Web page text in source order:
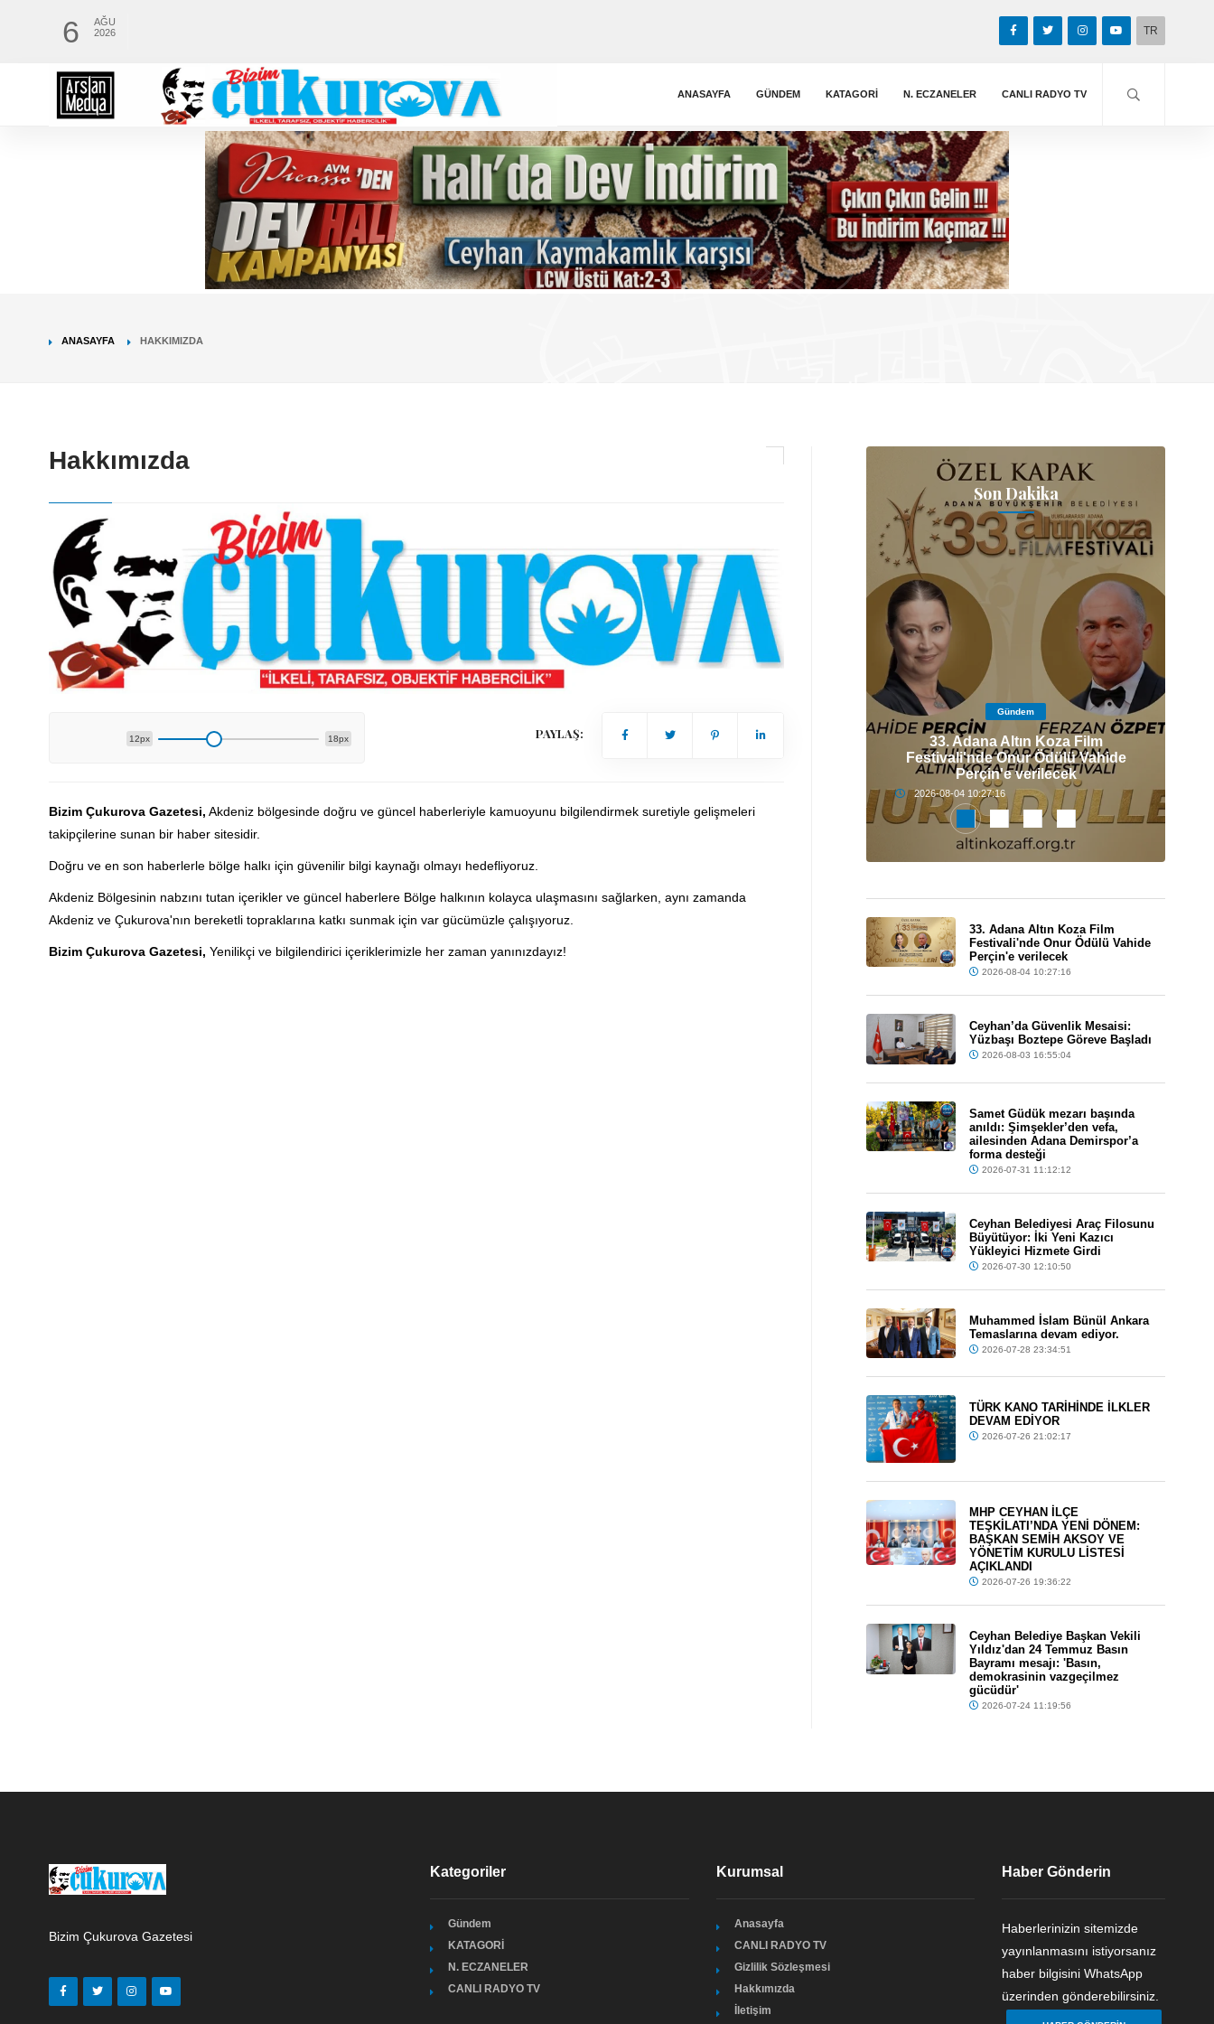
6
AĞU
2026
TR
ANASAYFA GÜNDEM KATAGORİ N. ECZANELER CANLI RADYO TV
ANASAYFA HAKKIMIZDA
Hakkımızda
12px 18px PAYLAŞ:
Bizim Çukurova Gazetesi, Akdeniz bölgesinde doğru ve güncel haberleriyle kamuoyunu bilgilendirmek suretiyle gelişmeleri
takipçilerine sunan bir haber sitesidir.
Doğru ve en son haberlerle bölge halkı için güvenilir bilgi kaynağı olmayı hedefliyoruz.
Akdeniz Bölgesinin nabzını tutan içerikler ve güncel haberlere Bölge halkının kolayca ulaşmasını sağlarken, aynı zamanda
Akdeniz ve Çukurova'nın bereketli topraklarına katkı sunmak için var gücümüzle çalışıyoruz.
Bizim Çukurova Gazetesi, Yenilikçi ve bilgilendirici içeriklerimizle her zaman yanınızdayız!
Son Dakika
CANLI RADYO TV
Gündem
33. Adana Altın Koza Film
Festivali'nde Onur Ödülü Vahide
Perçin'e verilecek
2026-08-04 10:27:16
33. Adana Altın Koza Film
Festivali'nde Onur Ödülü Vahide
Perçin'e verilecek
2026-08-04 10:27:16
Ceyhan’da Güvenlik Mesaisi:
Yüzbaşı Boztepe Göreve Başladı
2026-08-03 16:55:04
Samet Güdük mezarı başında
anıldı: Şimşekler’den vefa,
ailesinden Adana Demirspor’a
forma desteği
2026-07-31 11:12:12
Ceyhan Belediyesi Araç Filosunu
Büyütüyor: İki Yeni Kazıcı
Yükleyici Hizmete Girdi
2026-07-30 12:10:50
Muhammed İslam Bünül Ankara
Temaslarına devam ediyor.
2026-07-28 23:34:51
TÜRK KANO TARİHİNDE İLKLER
DEVAM EDİYOR
2026-07-26 21:02:17
MHP CEYHAN İLÇE
TEŞKİLATI’NDA YENİ DÖNEM:
BAŞKAN SEMİH AKSOY VE
YÖNETİM KURULU LİSTESİ
AÇIKLANDI
2026-07-26 19:36:22
Ceyhan Belediye Başkan Vekili
Yıldız'dan 24 Temmuz Basın
Bayramı mesajı: 'Basın,
demokrasinin vazgeçilmez
gücüdür'
2026-07-24 11:19:56
Bizim Çukurova Gazetesi
Kategoriler
Gündem
KATAGORİ
N. ECZANELER
CANLI RADYO TV
Kurumsal
Anasayfa
CANLI RADYO TV
Gizlilik Sözleşmesi
Hakkımızda
İletişim
Haber Gönderin
Haberlerinizin sitemizde
yayınlanmasını istiyorsanız
haber bilgisini WhatsApp
üzerinden gönderebilirsiniz.